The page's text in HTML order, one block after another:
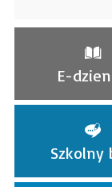
E-
Szkolny